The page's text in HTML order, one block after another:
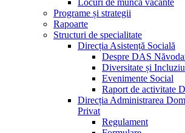
Locuri de muncă vacante
Programe și strategii
Rapoarte
Structuri de specialitate
Direcția Asistență Socială
Despre DAS
Diversitate și
Evenimente Social
Raport de activitate
Direcția Administrarea
Privat
Regulament